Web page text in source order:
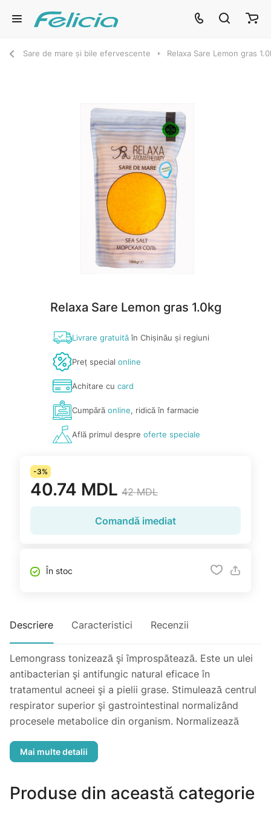
Sare de mare și bile efervescente Relaxa Sare Lemon gras
Relaxa Sare Lemon gras 1.0kg
Livrare gratuităîn Chișinău și regiuni
Preț special online
Achitare cu card
Cumpărăonline, ridică în farmacie
Află primul despre oferte speciale
-3%
40.74 MDL 42 MDL
Comandă imediat
În stoc
Descriere Caracteristici Recenzii
Lemongrass tonizează şi împrospătează. Este un ulei
antibacterian şi antifungic natural eficace în
tratamentul acneei şi a pielii grase. Stimulează centrul
respirator superior şi gastrointestinal normalizând
procesele metabolice din organism. Normalizează
combaterea coajei de portocală în tratamentul
senzația de oboseală şi neliniște.
Produse din această categorie